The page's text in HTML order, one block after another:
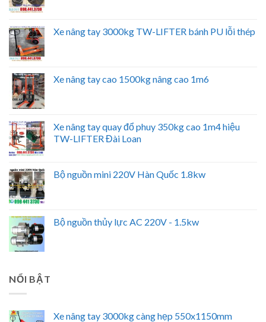
Xe nâng tay 3000kg TW-LIFTER bánh PU lỗi thép
Xe nâng tay cao 1500kg nâng cao 1m6
Xe nâng tay quay đổ phuy 350kg cao 1m4 hiệu
TW-LIFTER Đài Loan
Bộ nguồn mini 220V Hàn Quốc 1.8kw
Bộ nguồn thủy lực AC 220V - 1.5kw
NỔI BẬT
Xe nâng tay 3000kg càng hẹp 550x1150mm